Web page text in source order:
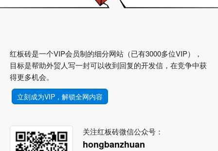
红板砖是一个VIP会员制的细分网站（已有3000多位VIP），
目标是帮助外贸人写一封可以收到回复的开发信，在竞争中获
得更多机会。
立刻成为VIP，解锁全网内容
关注红板砖微信公众号：
hongbanzhuan